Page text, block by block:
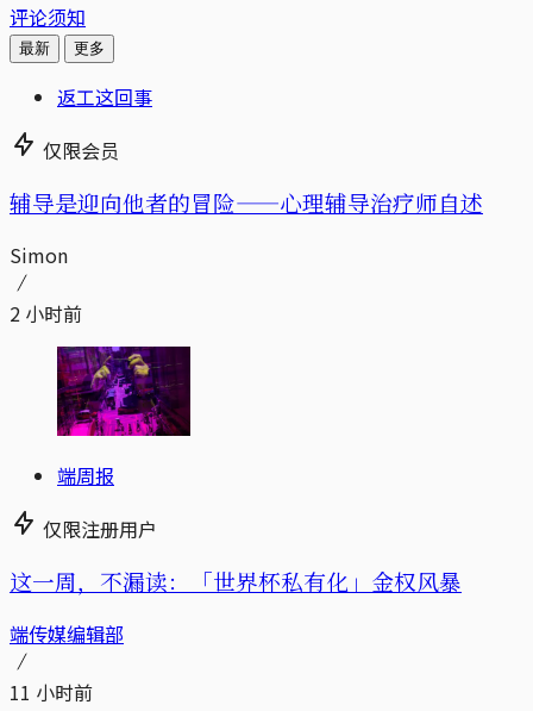
评论须知
最新 更多
返工这回事
仅限会员
辅导是迎向他者的冒险——心理辅导治疗师自述
Simon
2 小时前
端周报
仅限注册用户
这一周，不漏读：「世界杯私有化」金权风暴
端传媒编辑部
11 小时前